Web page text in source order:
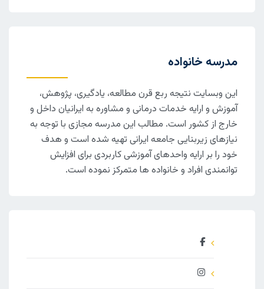
مدرسه خانواده
این وبسایت نتیجه ربع قرن مطالعه، یادگیری، پژوهش،
آموزش و ارایه خدمات درمانی و مشاوره به ایرانیان داخل و
خارج از کشور است. مطالب این مدرسه مجازی با توجه به
نیازهای زیربنایی جامعه ایرانی تهیه شده است و هدف
خود را بر ارایه واحدهای آموزشی کاربردی برای افزایش
توانمندی افراد و خانواده ها متمرکز نموده است.